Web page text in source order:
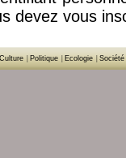
devez vous
Culture Politique Ecologie Société